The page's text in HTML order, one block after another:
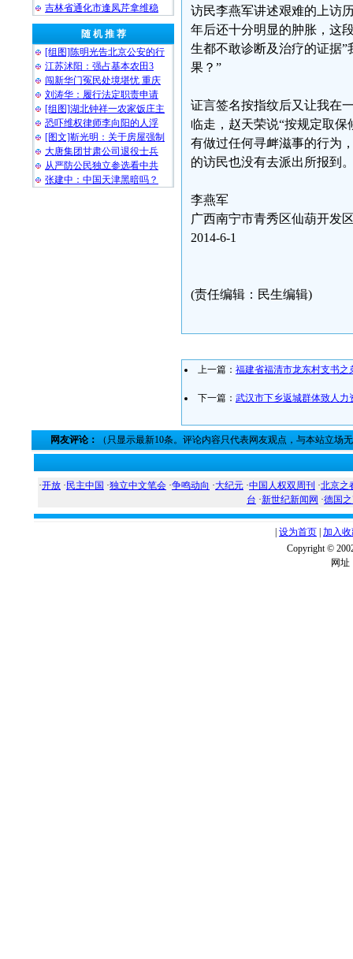
吉林省通化市逢凤芹拿维稳
随 机 推 荐
[组图]陈明光告北京公安的行
江苏沭阳：强占基本农田3
闯新华门冤民处境堪忧 重庆
刘涛华：履行法定职责申请
[组图]湖北钟祥一农家饭庄主
恐吓维权律师李向阳的人浮
[图文]靳光明：关于房屋强制
大唐集团甘肃公司退役士兵
从严防公民独立参选看中共
张建中：中国天津黑暗吗？
访民李燕军讲述艰难的上访
年后还十分明显的肿胀，这
生都不敢诊断及治疗的证据
果？”
证言签名按指纹后又让我在
临走，赵天荣说“按规定取
有做过任何寻衅滋事的行为
的访民也没有去派出所报
李燕军
广西南宁市青秀区仙葫开发
2014-6-1
(责任编辑：民生编辑)
上一篇： 福建省福清市龙东村支书
下一篇： 武汉市下乡返城群体致人
网友评论： （只显示最新10条。评论内容只代表网友观点，与本站立场
·开放 · 民主中国 ·独立中文笔会 ·争鸣动向 ·大纪元 ·中国人权双周刊 ·北京之
台 ·新世纪新闻网 ·德国
设为首页 加入
Copyright ©
网址